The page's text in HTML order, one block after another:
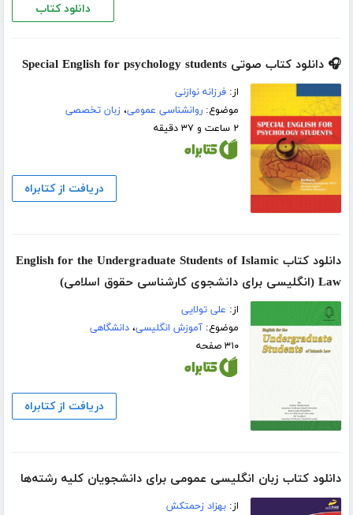
دانلود کتاب
🎧 دانلود کتاب صوتی Special English for psychology students
از:فرزانه نوازنی
موضوع:روانشناسی عمومی،زبان تخصصی
۲ ساعت و ۳۷ دقیقه
دریافت از کتابراه
دانلود کتاب English for the Undergraduate Students of Islamic
Law (انگلیسی برای دانشجوی کارشناسی حقوق اسلامی)
از: علی تولایی
موضوع:آموزش انگلیسی،دانشگاهی
۳۱۰ صفحه
دریافت از کتابراه
دانلود کتاب زبان انگلیسی عمومی برای دانشجویان کلیه رشته‌ها
از:بهزاد زحمتکش